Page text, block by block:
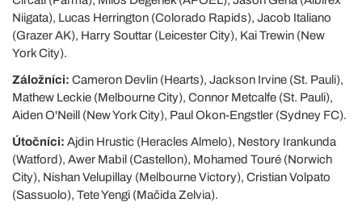
Niigata), Lucas Herrington (Colorado Rapids), Jacob Italiano
(Grazer AK), Harry Souttar (Leicester City), Kai Trewin (New
York City).
Záložníci: Cameron Devlin (Hearts), Jackson Irvine (St. Pauli),
Mathew Leckie (Melbourne City), Connor Metcalfe (St. Pauli),
Aiden O'Neill (New York City), Paul Okon-Engstler (Sydney FC).
Útočníci: Ajdin Hrustic (Heracles Almelo), Nestory Irankunda
(Watford), Awer Mabil (Castellon), Mohamed Touré (Norwich
City), Nishan Velupillay (Melbourne Victory), Cristian Volpato
(Sassuolo), Tete Yengi (Mačida Zelvia).